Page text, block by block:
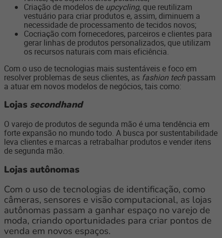
Criação de modelos de upcycling, que reutilizam
vestuário para criar produtos e, assim, diminuem a
necessidade de processamento de tecidos novos;
Cocriação com fornecedores, parceiros e clientes para
gerar linhas de produtos personalizados, que utilizam
os recursos naturais com mais eficiência.
Com o uso de tecnologias mais sustentáveis e foco em
resolver problemas de seus clientes, as fashion tech passam
a atuar em novos modelos de negócios, tais como:
Lojas secondhand
O varejo de produtos de segunda mão é uma tendência em
forte expansão no mundo todo. A busca por sustentabilidade
leva clientes e marcas a retrabalhar produtos e vender itens
de segunda mão.
Lojas autônomas
Com o uso de tecnologias de identificação, como
câmeras, sensores e visão computacional, as lojas
autônomas passam a ganhar espaço no varejo de
moda, criando oportunidades para criar pontos de
venda em novos espaços.